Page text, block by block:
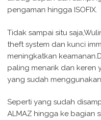
pengaman hingga ISOFIX.
Tidak sampai situ
theft system dan kunci
meningkatkan
paling menarik dan keren
yang sudah
Seperti yang sudah
ALMAZ hingga ke bagian